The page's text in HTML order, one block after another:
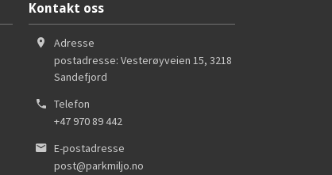
Kontakt oss
Adresse
postadresse: Vesterøyveien 15, 3218
Sandefjord
Telefon
+47 970 89 442
E-postadresse
post@parkmiljo.no